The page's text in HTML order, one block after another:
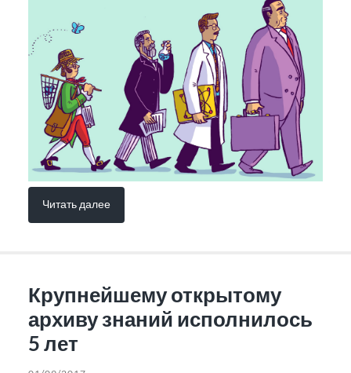
Читать далее
Крупнейшему открытому
архиву знаний исполнилось
5 лет